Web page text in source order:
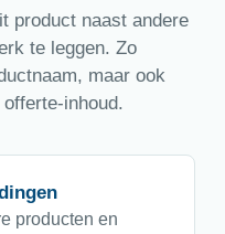
product naast andere
te leggen. Zo
maar ook
inhoud.
producten en